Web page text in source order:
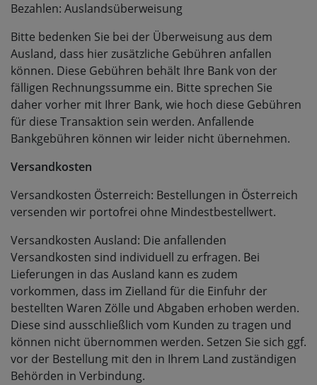
Bezahlen: Auslandsüberweisung
Bitte bedenken Sie bei der Überweisung aus dem
Ausland, dass hier zusätzliche Gebühren anfallen
können. Diese Gebühren behält Ihre Bank von der
fälligen Rechnungssumme ein. Bitte sprechen Sie
daher vorher mit Ihrer Bank, wie hoch diese Gebühren
für diese Transaktion sein werden. Anfallende
Bankgebühren können wir leider nicht übernehmen.
Versandkosten
Versandkosten Österreich: Bestellungen in Österreich
versenden wir portofrei ohne Mindestbestellwert.
Versandkosten Ausland: Die anfallenden
Versandkosten sind individuell zu erfragen. Bei
Lieferungen in das Ausland kann es zudem
vorkommen, dass im Zielland für die Einfuhr der
bestellten Waren Zölle und Abgaben erhoben werden.
Diese sind ausschließlich vom Kunden zu tragen und
können nicht übernommen werden. Setzen Sie sich ggf.
vor der Bestellung mit den in Ihrem Land zuständigen
Behörden in Verbindung.